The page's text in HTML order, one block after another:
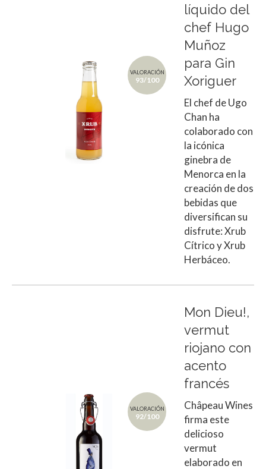
VALORACIÓN
93/100
líquido del
chef Hugo
Muñoz
para Gin
Xoriguer
El chef de Ugo
Chan ha
colaborado con
la icónica
ginebra de
Menorca en la
creación de dos
bebidas que
diversifican su
disfrute: Xrub
Cítrico y Xrub
Herbáceo.
VALORACIÓN
92/100
Mon Dieu!,
vermut
riojano con
acento
francés
Châpeau Wines
firma este
delicioso
vermut
elaborado en